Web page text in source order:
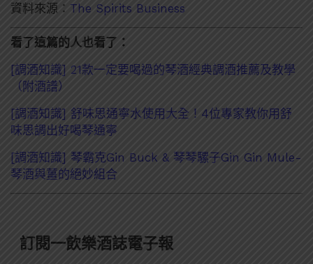
資料來源： The Spirits Business
看了這篇的人也看了：
[調酒知識] 21款一定要喝過的琴酒經典調酒推薦及教學
（附酒譜）
[調酒知識] 舒味思通寧水使用大全！4位專家教你用舒
味思調出好喝琴通寧
[調酒知識] 琴霸克Gin Buck & 琴琴騾子Gin Gin Mule-
琴酒與薑的絕妙組合
訂閱一飲樂酒誌電子報